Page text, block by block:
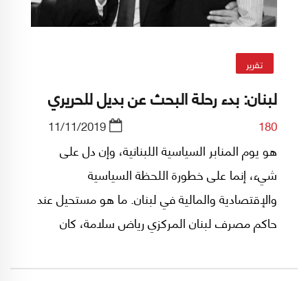
تقرير
لبنان: بدء رحلة البحث عن بديل للحريري
180
11/11/2019
هو يوم المنابر السياسية اللبنانية، وإن دل على
شيء، إنما على خطورة اللحظة السياسية
والإقتصادية والمالية في لبنان. ما هو مستحيل عند
حاكم مصرف لبنان المركزي رياض سلامة، كان
السيد حسن نصرالله بمقاربته الخيارات الكبرى للبنان،